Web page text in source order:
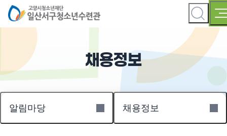
채용정보
알림마당 채용정보